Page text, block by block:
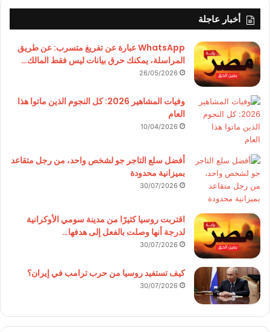
أخبار عاجلة
WhatsApp عبارة عن تفريغ متسرب: عن طريق
المراسلة، يمكنك حرق بيانات ليس فقط المالك…
26/05/2026
وفيات المشاهير 2026: كل النجوم الذين ماتوا هذا
العام
10/04/2026
أفضل سلع التاجر جو لشخص واحد، من رجل متقاعد
بميزانية محدودة
30/07/2026
اقتربت روسيا كثيرًا من مدينة سومي الأوكرانية
لدرجة أنها وصلت بالفعل إلى هدفها…
30/07/2026
كيف تستفيد روسيا من حرب ترامب في إيران؟
30/07/2026